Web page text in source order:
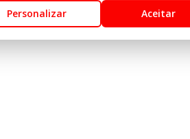
Personalizar Aceitar